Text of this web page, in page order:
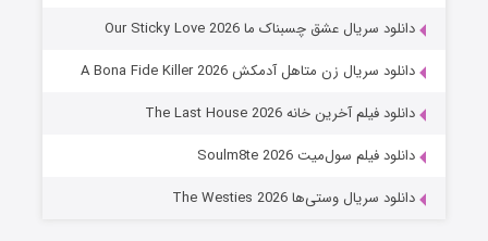
عملیات آپارتمان
قسمت۲ (زیرنویس) منتشر شد
دانلود سریال عشق چسبناک ما Our Sticky Love 2026
دانلود سریال زن متاهل آدمکش A Bona Fide Killer 2026
دانلود فیلم آخرین خانه The Last House 2026
دانلود فیلم سول‌میت Soulm8te 2026
دانلود سریال وستی‌ها The Westies 2026